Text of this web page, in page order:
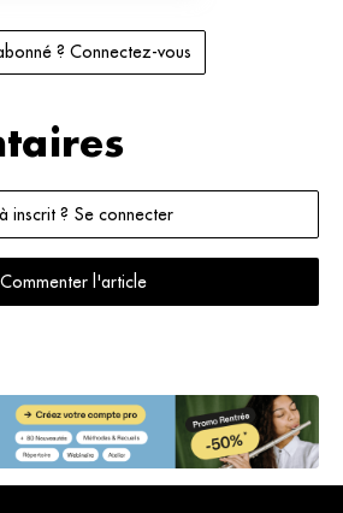
? Connectez-vous
inscrit ? Se connecter
Commenter l'article